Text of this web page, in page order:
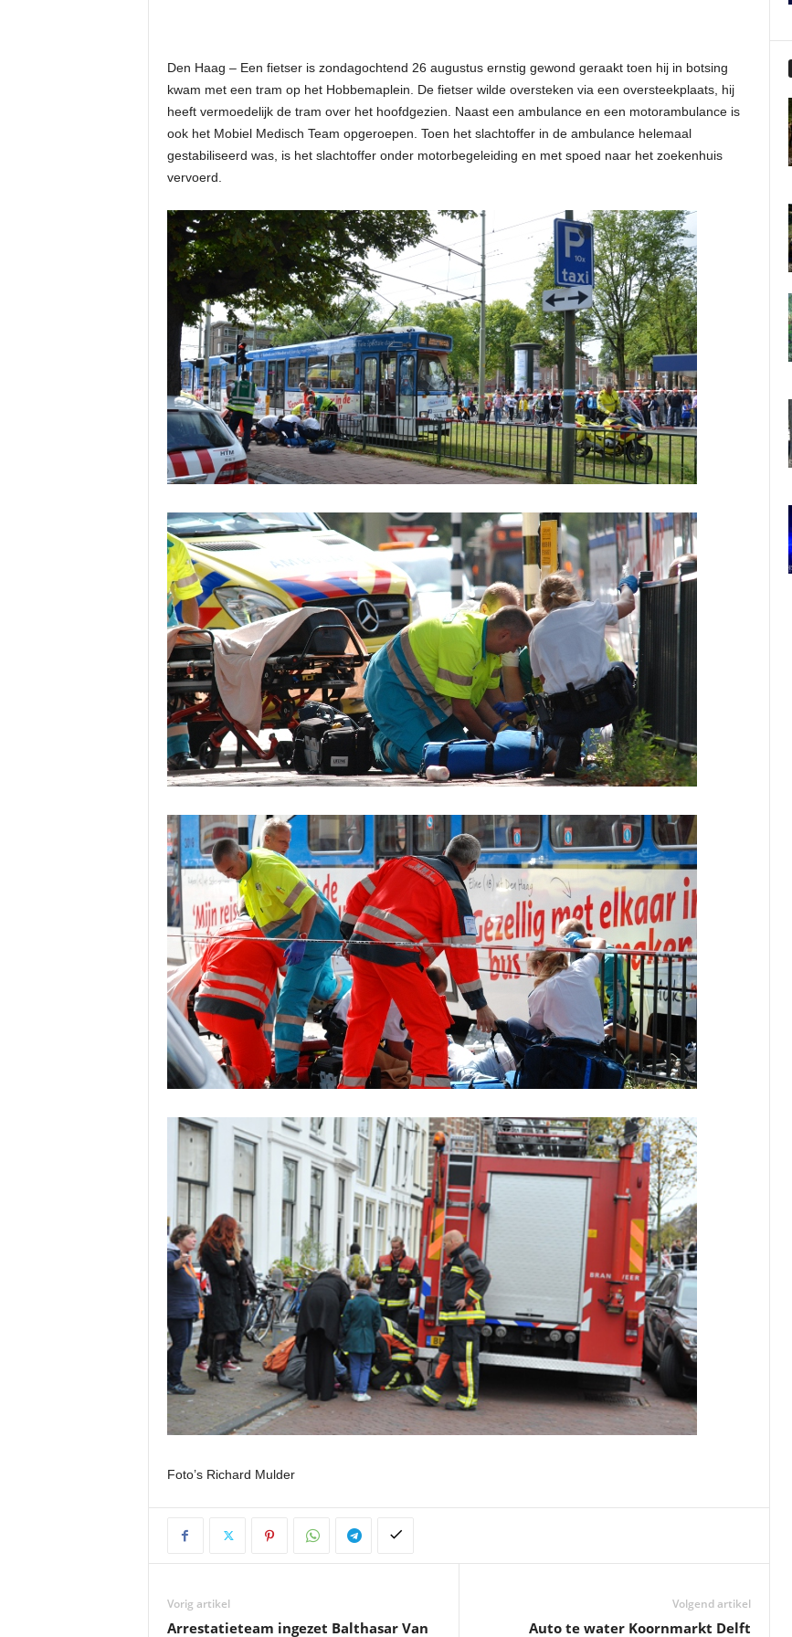
Den Haag – Een fietser is zondagochtend 26 augustus ernstig gewond geraakt toen hij in botsing
kwam met een tram op het Hobbemaplein. De fietser wilde oversteken via een oversteekplaats, hij
heeft vermoedelijk de tram over het hoofdgezien. Naast een ambulance en een motorambulance is
ook het Mobiel Medisch Team opgeroepen. Toen het slachtoffer in de ambulance helemaal
gestabiliseerd was, is het slachtoffer onder motorbegeleiding en met spoed naar het zoekenhuis
vervoerd.
Foto’s Richard Mulder
Vorig artikel
Arrestatieteam ingezet Balthasar Van
Volgend artikel
Auto te water Koornmarkt Delft